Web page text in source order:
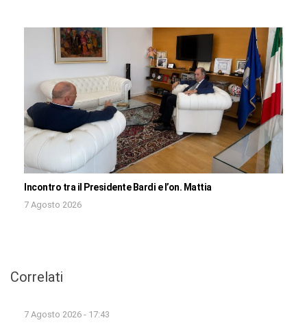
Incontro tra il Presidente Bardi e l’on. Mattia
7 Agosto 2026
Correlati
7 Agosto 2026 - 17:43